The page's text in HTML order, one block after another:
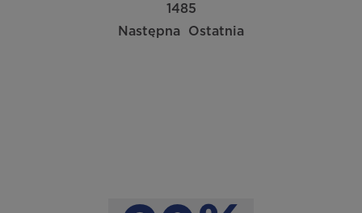
1485
Następna
Ostatnia